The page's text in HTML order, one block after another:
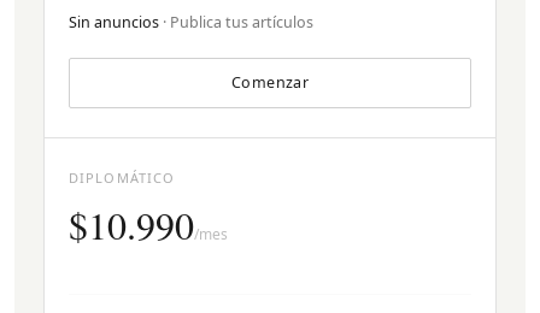
Sin anuncios · Publica tus artículos
Comenzar
DIPLOMÁTICO
$10.990/mes